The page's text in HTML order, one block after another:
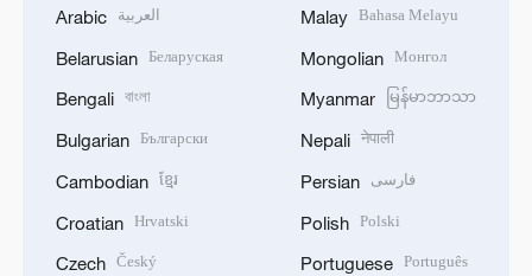
Arabic العربية
Belarusian Беларуская
Bengali বাংলা
Bulgarian Български
Cambodian ខ្មែរ
Croatian Hrvatski
Czech Český
Malay Bahasa Melayu
Mongolian Монгол
Myanmar မြန်မာဘာသာ
Nepali नेपाली
Persian فارسی
Polish Polski
Portuguese Português